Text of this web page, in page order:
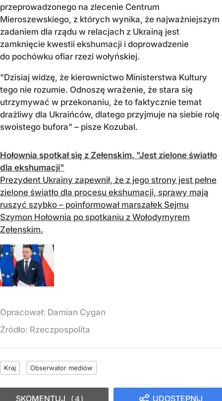
przeprowadzonego na zlecenie Centrum
Mieroszewskiego, z których wynika, że najważniejszym
zadaniem dla rządu w relacjach z Ukrainą jest
zamknięcie kwestii ekshumacji i doprowadzenie
do pochówku ofiar rzezi wołyńskiej.
"Dzisiaj widzę, że kierownictwo Ministerstwa Kultury
tego nie rozumie. Odnoszę wrażenie, że stara się
utrzymywać w przekonaniu, że to faktycznie temat
drażliwy dla Ukraińców, dlatego przyjmuje na siebie rolę
swoistego bufora" – pisze Kozubal.
Hołownia spotkał się z Zełenskim. "Jest zielone światło
dla ekshumacji"
Prezydent Ukrainy zapewnił, że z jego strony jest pełne
zielone światło dla procesu ekshumacji, sprawy mają
ruszyć szybko – poinformował marszałek Sejmu
Szymon Hołownia po spotkaniu z Wołodymyrem
Zełenskim.
Opracował: Damian Cygan
Źródło: Rzeczpospolita
Kraj Obserwator mediów
UDOSTĘPNIJ
SKOMENTUJ 4